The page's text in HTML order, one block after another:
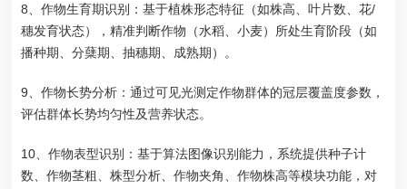
8、作物生育期识别：基于植株形态特征（如株高、叶片数、花/
穗发育状态），精准判断作物（水稻、小麦）所处生育阶段（如
播种期、分蘖期、抽穗期、成熟期）。
9、作物长势分析：通过可见光测定作物群体的冠层覆盖度参数，
评估群体长势均匀性及营养状态。
10、作物表型识别：基于算法图像识别能力，系统提供种子计
数、作物茎粗、株型分析、作物夹角、作物株高等模块功能，对